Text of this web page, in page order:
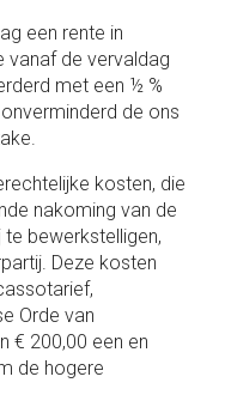
een rente in
vanaf de vervaldag
met een ½ %
de ons
kosten, die
nakoming van de
bewerkstelligen,
Deze kosten
Orde van
€ 200,00 een en
de hogere